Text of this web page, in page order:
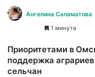
Ангелина Саламатова
1 минута
Приоритетами в
поддержка
сельчан